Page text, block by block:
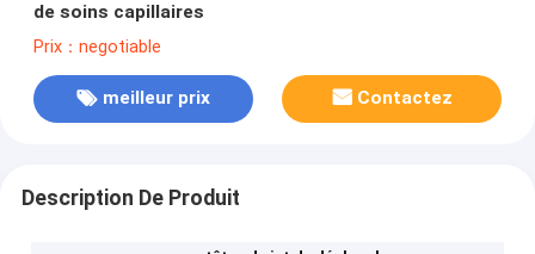
de soins capillaires
Prix：negotiable
meilleur prix Contactez
Description De Produit